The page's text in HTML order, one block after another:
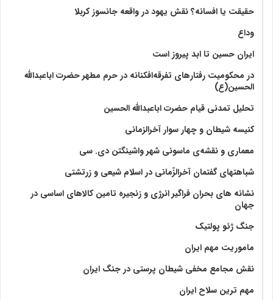
حقیقت یا افسانه؟‌ نقش یهود در واقعه جانسوز کربلا
وداع
ایران حسین تا ابد پیروز است
در محکومیت رفتارهای تفرقه‌افکنانه در حرم مطهر حضرت اباعبدالله
الحسین(ع)
تحلیل تمدنی قیام حضرت اباعبدالله الحسین
کنیسه شیطان و چهار سوار آخرالزمانی
معماری و نقشه‌ی ماسونی شهر واشينگتن دی. سی
شباهتهای گفتمان آخر‌الزّمانی در اسلام شیعی و زرتشتی
نشانه های بحران فراگیر انرژی و زنجیره تامین کالاهای اساسی در
جهان
جنگ ژئو پولتیک
ماموریت مهم ایران
نقش مجامع مخفی شیطان پرستی در جنگ ایران
مهم ترین سلاح ایران